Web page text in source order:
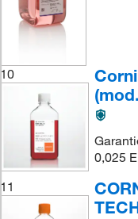
10
0,025
11